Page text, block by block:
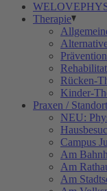
Therapie
Prävention
Rücken-
Kinder-
Praxen /
NEU:
Campus
Am
Am
Am